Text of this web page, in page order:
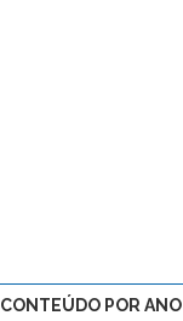
CONTEÚDO POR ANO